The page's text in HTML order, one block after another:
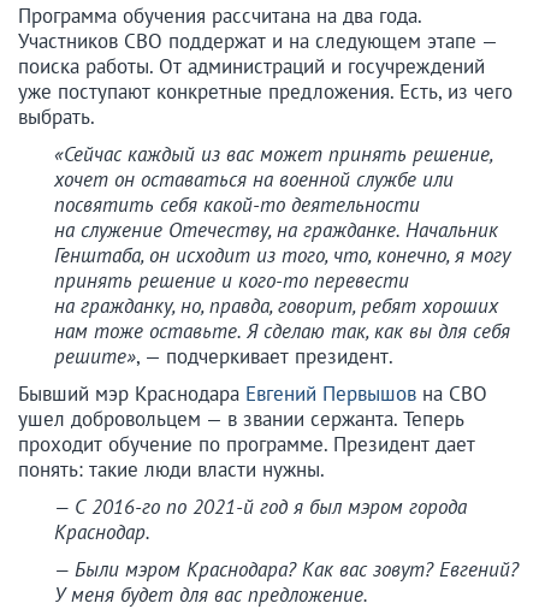
Программа обучения рассчитана на два года.
Участников СВО поддержат и на следующем этапе —
поиска работы. От администраций и госучреждений
уже поступают конкретные предложения. Есть, из чего
выбрать.
«Сейчас каждый из вас может принять решение,
хочет он оставаться на военной службе или
посвятить себя какой-то деятельности
на служение Отечеству, на гражданке. Начальник
Генштаба, он исходит из того, что, конечно, я могу
принять решение и кого-то перевести
на гражданку, но, правда, говорит, ребят хороших
нам тоже оставьте. Я сделаю так, как вы для себя
решите», — подчеркивает президент.
Бывший мэр Краснодара Евгений Первышов на СВО
ушел добровольцем — в звании сержанта. Теперь
проходит обучение по программе. Президент дает
понять: такие люди власти нужны.
— С 2016-го по 2021-й год я был мэром города
Краснодар.
— Были мэром Краснодара? Как вас зовут? Евгений?
У меня будет для вас предложение.